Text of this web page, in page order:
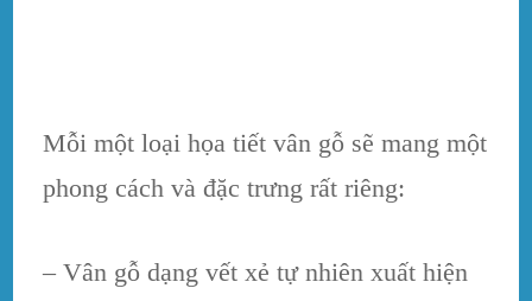
Mỗi một loại họa tiết vân gỗ sẽ mang một
phong cách và đặc trưng rất riêng:
– Vân gỗ dạng vết xẻ tự nhiên xuất hiện